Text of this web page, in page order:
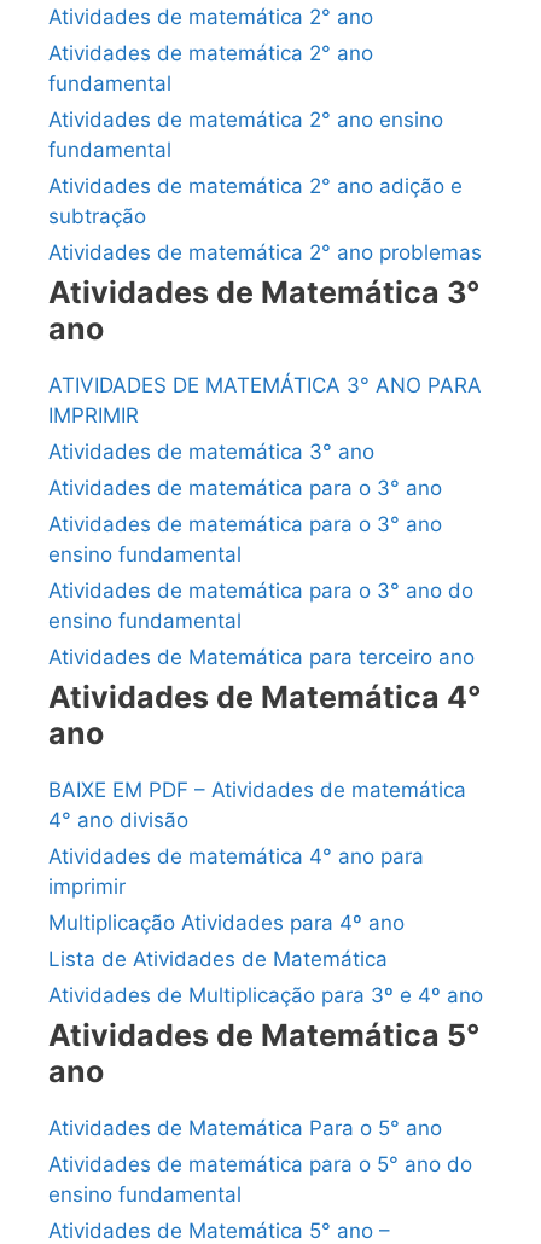
Atividades de matemática 2° ano
Atividades de matemática 2° ano
fundamental
Atividades de matemática 2° ano ensino
fundamental
Atividades de matemática 2° ano adição e
subtração
Atividades de matemática 2° ano problemas
Atividades de Matemática 3°
ano
ATIVIDADES DE MATEMÁTICA 3° ANO PARA
IMPRIMIR
Atividades de matemática 3° ano
Atividades de matemática para o 3° ano
Atividades de matemática para o 3° ano
ensino fundamental
Atividades de matemática para o 3° ano do
ensino fundamental
Atividades de Matemática para terceiro ano
Atividades de Matemática 4°
ano
BAIXE EM PDF – Atividades de matemática
4° ano divisão
Atividades de matemática 4° ano para
imprimir
Multiplicação Atividades para 4º ano
Lista de Atividades de Matemática
Atividades de Multiplicação para 3º e 4º ano
Atividades de Matemática 5°
ano
Atividades de Matemática Para o 5° ano
Atividades de matemática para o 5° ano do
ensino fundamental
Atividades de Matemática 5° ano –